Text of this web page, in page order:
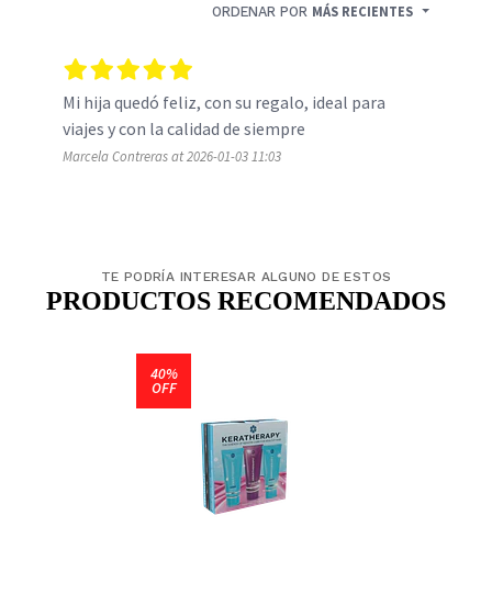
ORDENAR POR MÁS RECIENTES
Mi hija quedó feliz, con su regalo, ideal para
viajes y con la calidad de siempre
Marcela Contreras at 2026-01-03 11:03
TE PODRÍA INTERESAR ALGUNO DE ESTOS
PRODUCTOS RECOMENDADOS
40%
OFF